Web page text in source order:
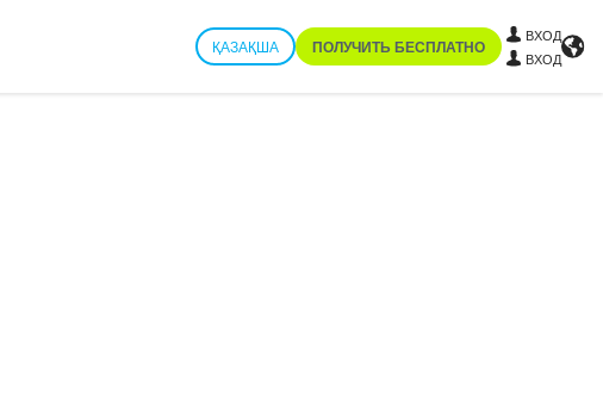
ҚАЗАҚША ПОЛУЧИТЬ БЕСПЛАТНО
ВХОД
ВХОД